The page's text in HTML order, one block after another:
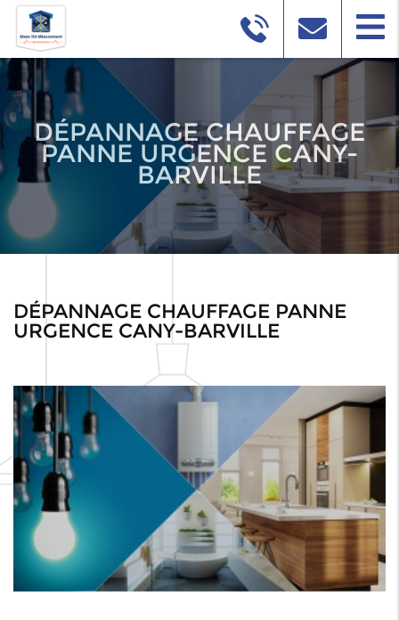
DÉPANNAGE CHAUFFAGE
PANNE URGENCE CANY-
BARVILLE
DÉPANNAGE CHAUFFAGE PANNE
URGENCE CANY-BARVILLE